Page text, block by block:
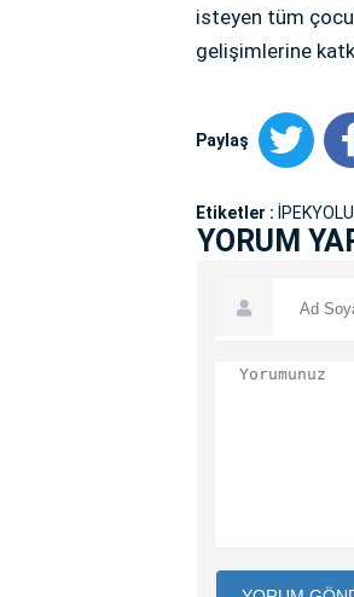
isteyen tüm
gelişimlerine
Paylaş
Etiketler :
YORUM